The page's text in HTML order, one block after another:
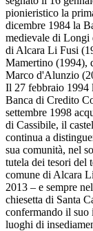
pionieristico la
dicembre 1984 la
medievale di Longi
di Alcara Li Fusi
Mamertino (1994),
Marco d'Alunzio
Il 27 febbraio 1994
Banca di Credito
settembre 1998
di Cassibile, il
continua a
sua comunità, nel
tutela dei tesori del
comune di Alcara
2013 – e sempre
chiesetta di Santa
confermando il suo
luoghi di